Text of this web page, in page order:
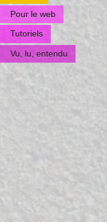
Pour le web
Tutoriels
Vu, lu, entendu